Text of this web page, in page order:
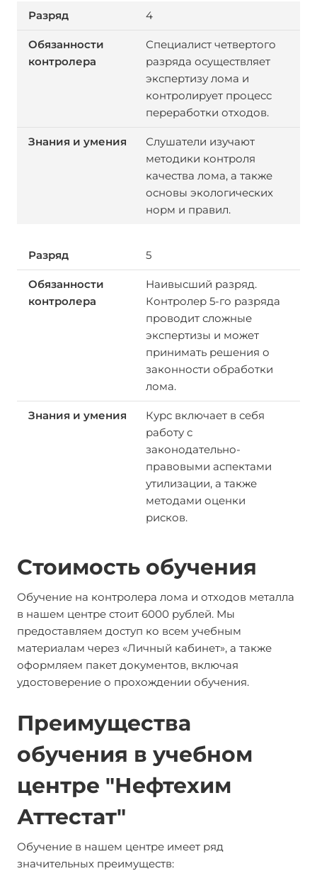
4
Специалист четвертого
разряда осуществляет
экспертизу лома и
контролирует процесс
переработки отходов.
Слушатели изучают
методики контроля
качества лома, а также
основы экологических
норм и правил.
5
Наивысший разряд.
Контролер 5-го разряда
проводит сложные
экспертизы и может
принимать решения о
законности обработки
лома.
Курс включает в себя
работу с
законодательно-
правовыми аспектами
утилизации, а также
методами оценки
рисков.
Стоимость обучения
Обучение на контролера лома и отходов металла
в нашем центре стоит 6000 рублей. Мы
предоставляем доступ ко всем учебным
материалам через «Личный кабинет», а также
оформляем пакет документов, включая
удостоверение о прохождении обучения.
Преимущества
обучения в учебном
центре "Нефтехим
Аттестат"
Обучение в нашем центре имеет ряд
значительных преимуществ: